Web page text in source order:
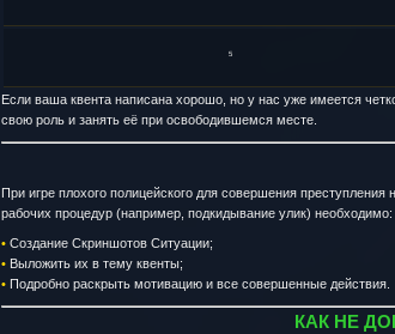
5
Если ваша квента написана хорошо, но у нас уже имеется
свою роль и занять её при освободившемся месте.
При игре плохого полицейского для совершения
рабочих процедур (например, подкидывание улик) необходимо:
• Создание Скриншотов Ситуации;
• Выложить их в тему квенты;
• Подробно раскрыть мотивацию и все совершенные действия.
КАК НЕ